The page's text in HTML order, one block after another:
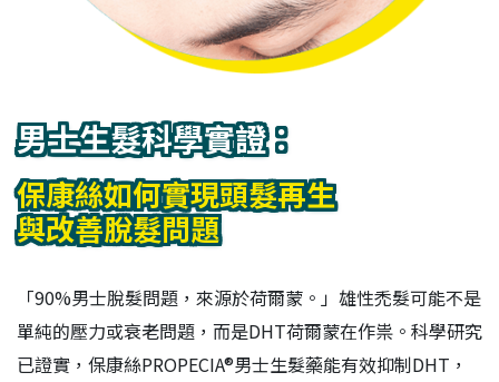
男士生髮科學實證：
保康絲如何實現頭髮再生
與改善脫髮問題
「90%男士脫髮問題，來源於荷爾蒙。」雄性禿髮可能不是
單純的壓力或衰老問題，而是DHT荷爾蒙在作祟。科學研究
已證實，保康絲PROPECIA®男士生髮藥能有效抑制DHT，